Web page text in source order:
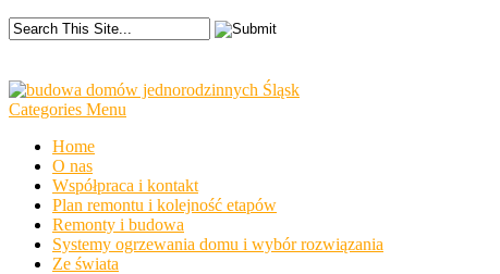
Categories Menu
Home
O nas
Współpraca i kontakt
Plan remontu i kolejność etapów
Remonty i budowa
Systemy ogrzewania domu i wybór rozwiązania
Ze świata